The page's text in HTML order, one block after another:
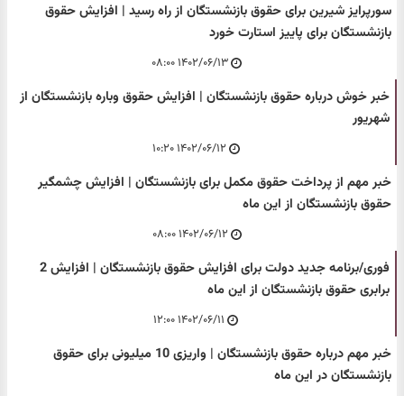
سورپرایز شیرین برای حقوق بازنشستگان از راه رسید | افزایش حقوق
بازنشستگان برای پاییز استارت خورد
۱۴۰۲/۰۶/۱۳ ۰۸:۰۰
خبر خوش درباره حقوق بازنشستگان | افزایش حقوق وباره بازنشستگان از
شهریور
۱۴۰۲/۰۶/۱۲ ۱۰:۲۰
خبر مهم از پرداخت حقوق مکمل برای بازنشستگان | افزایش چشمگیر
حقوق بازنشستگان از این ماه
۱۴۰۲/۰۶/۱۲ ۰۸:۰۰
فوری/برنامه جدید دولت برای افزایش حقوق بازنشستگان | افزایش 2
برابری حقوق بازنشستگان از این ماه
۱۴۰۲/۰۶/۱۱ ۱۲:۰۰
خبر مهم درباره حقوق بازنشستگان | واریزی 10 میلیونی برای حقوق
بازنشستگان در این ماه